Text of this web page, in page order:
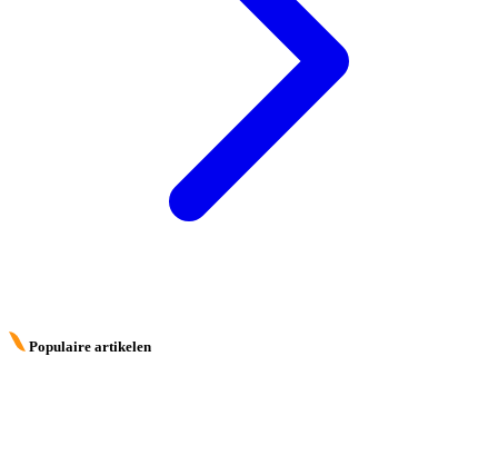
Populaire artikelen